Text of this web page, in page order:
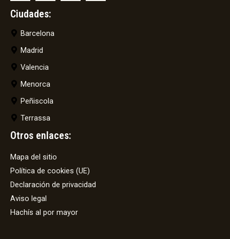
Ciudades:
Barcelona
Madrid
Valencia
Menorca
Peñiscola
Terrassa
Otros enlaces:
Mapa del sitio
Política de cookies (UE)
Declaración de privacidad
Aviso legal
Hachís al por mayor